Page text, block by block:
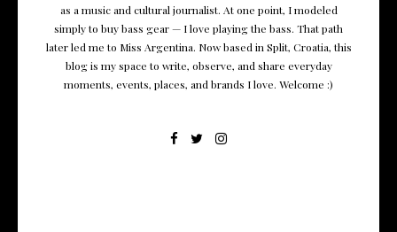
as a music and cultural journalist. At one point, I modeled
simply to buy bass gear — I love playing the bass. That path
later led me to Miss Argentina. Now based in Split, Croatia, this
blog is my space to write, observe, and share everyday
moments, events, places, and brands I love. Welcome :)